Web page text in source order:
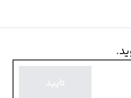
تایید